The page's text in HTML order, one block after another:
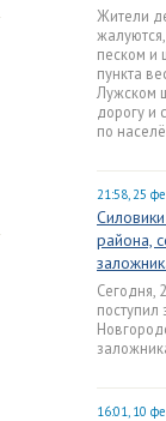
Жители
песком и
пункта
Лужском
дорогу и
по
21:58, 25
района,
Сегодня,
16:01, 10